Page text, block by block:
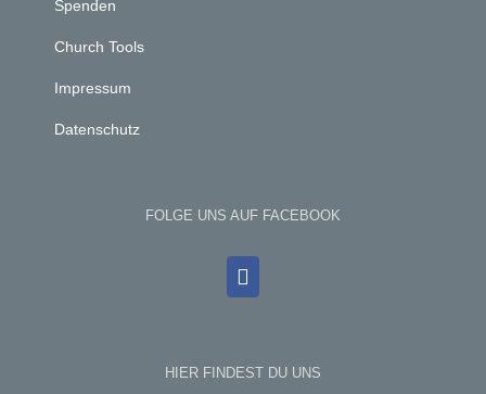
Spenden
Church Tools
Impressum
Datenschutz
FOLGE UNS AUF FACEBOOK
HIER FINDEST DU UNS